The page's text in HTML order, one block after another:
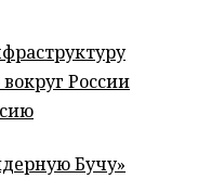
России
Бучу»